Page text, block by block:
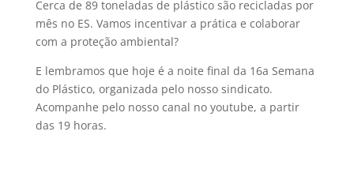
Cerca de 89 toneladas de plástico são recicladas por
mês no ES. Vamos incentivar a prática e colaborar
com a proteção ambiental?
E lembramos que hoje é a noite final da 16a Semana
do Plástico, organizada pelo nosso sindicato.
Acompanhe pelo nosso canal no youtube, a partir
das 19 horas.